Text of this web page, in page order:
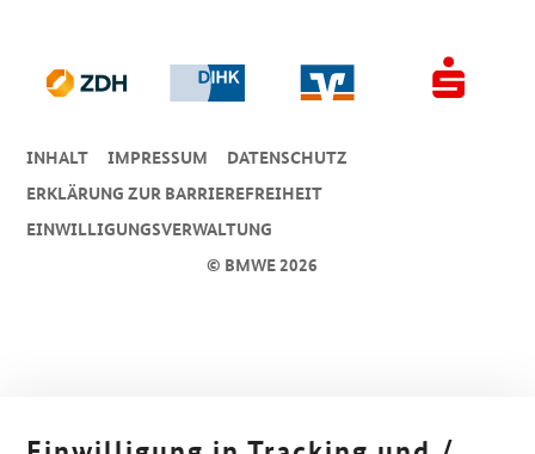
© BMWE 2026
INHALT IMPRESSUM
DA­TEN­SCHUTZ
ERKLÄRUNG ZUR BARRIEREFREIHEIT
EINWILLIGUNGSVERWALTUNG